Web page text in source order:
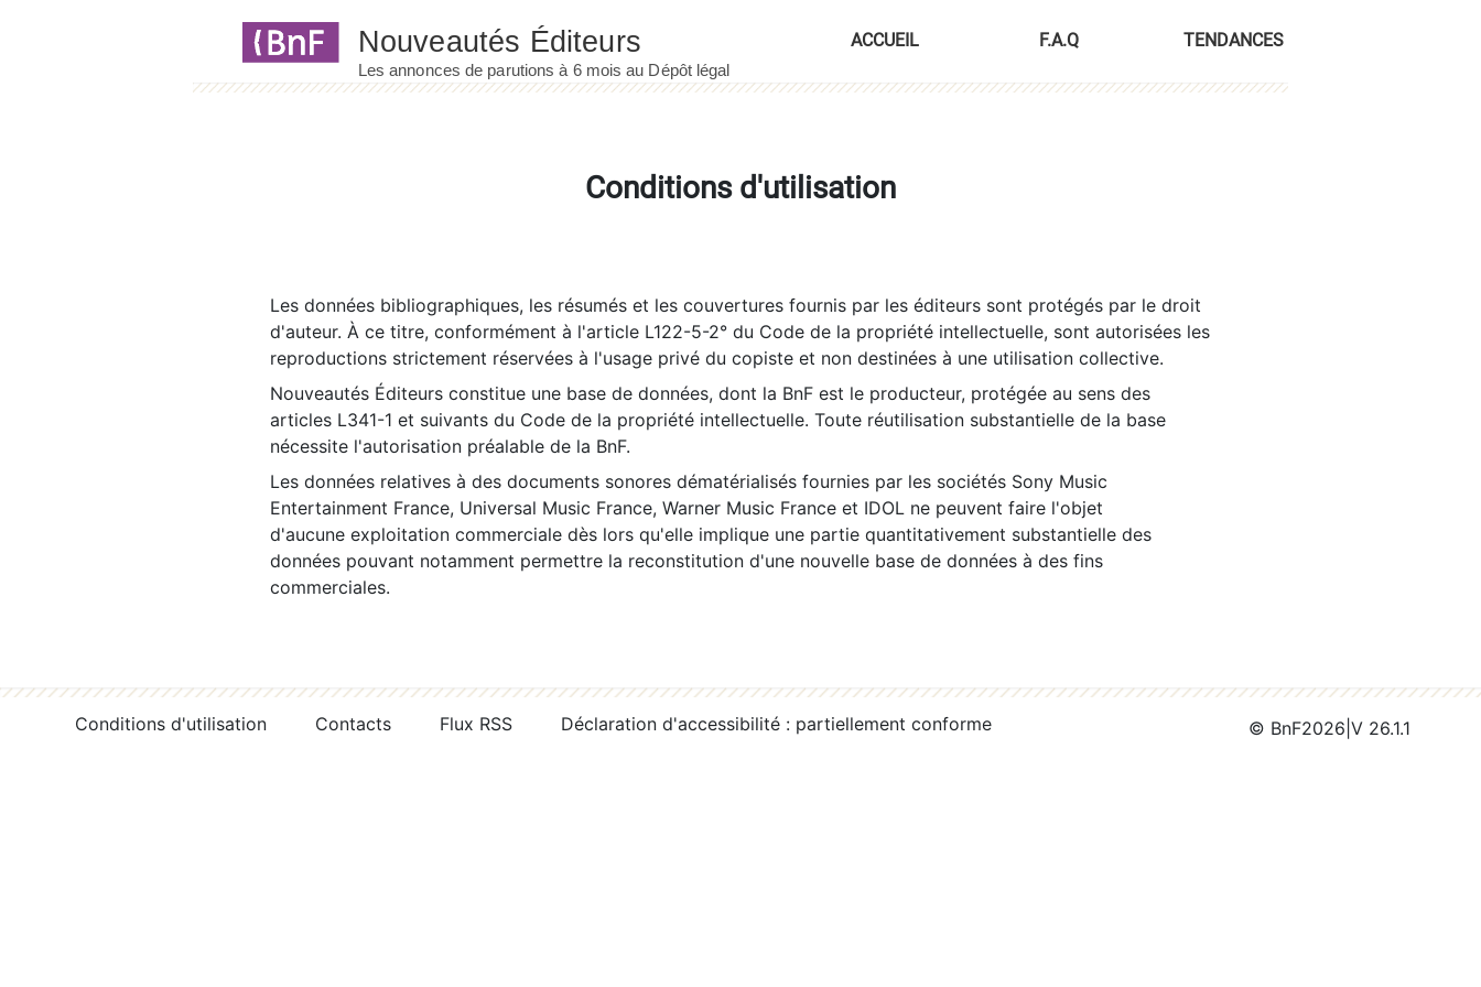
ACCUEIL F.A.Q TENDANCES
Conditions d'utilisation
Les données bibliographiques, les résumés et les couvertures fournis par les éditeurs sont protégés par le droit
d'auteur. À ce titre, conformément à l'article L122-5-2° du Code de la propriété intellectuelle, sont autorisées les
reproductions strictement réservées à l'usage privé du copiste et non destinées à une utilisation collective.
Nouveautés Éditeurs constitue une base de données, dont la BnF est le producteur, protégée au sens des
articles L341-1 et suivants du Code de la propriété intellectuelle. Toute réutilisation substantielle de la base
nécessite l'autorisation préalable de la BnF.
Les données relatives à des documents sonores dématérialisés fournies par les sociétés Sony Music
Entertainment France, Universal Music France, Warner Music France et IDOL ne peuvent faire l'objet
d'aucune exploitation commerciale dès lors qu'elle implique une partie quantitativement substantielle des
données pouvant notamment permettre la reconstitution d'une nouvelle base de données à des fins
commerciales.
Conditions d'utilisation Contacts Flux RSS Déclaration d'accessibilité : partiellement conforme © BnF2026 V 26.1.1